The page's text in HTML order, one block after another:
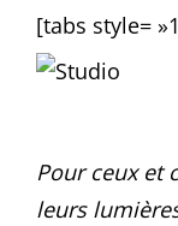
[tabs style=
Pour ceux et
leurs